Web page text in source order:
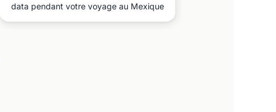
data pendant votre voyage au Mexique